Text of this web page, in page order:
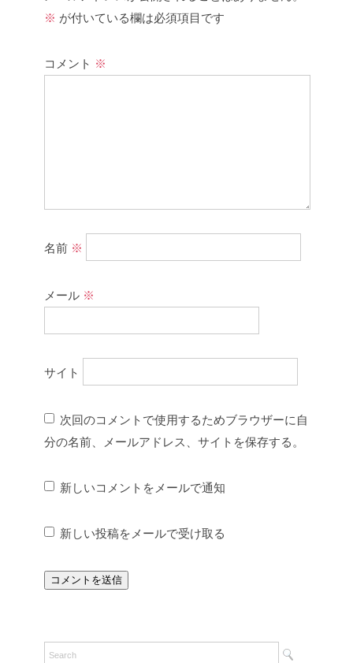
※ が付いている欄は必須項目です
コメント ※
名前 ※
メール ※
サイト
次回のコメントで使用するためブラウザーに自
分の名前、メールアドレス、サイトを保存する。
新しいコメントをメールで通知
新しい投稿をメールで受け取る